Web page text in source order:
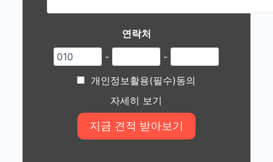
연락처
-
-
개인정보활용(필수)동의
자세히 보기